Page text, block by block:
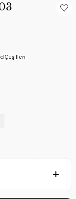
Çeşitleri